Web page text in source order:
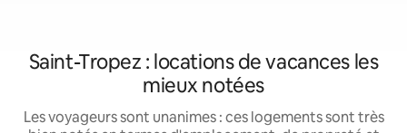
Saint-Tropez : locations de vacances les
mieux notées
Les voyageurs sont unanimes : ces logements sont très